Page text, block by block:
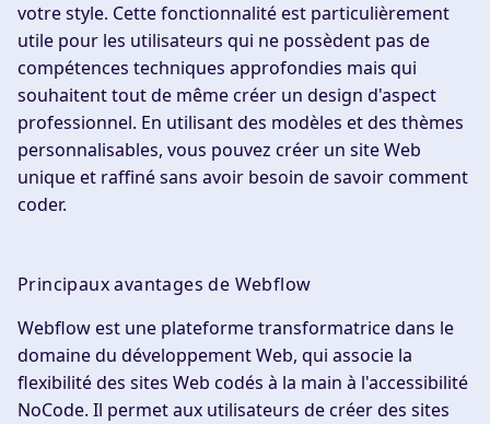
votre style. Cette fonctionnalité est particulièrement
utile pour les utilisateurs qui ne possèdent pas de
compétences techniques approfondies mais qui
souhaitent tout de même créer un design d'aspect
professionnel. En utilisant des modèles et des thèmes
personnalisables, vous pouvez créer un site Web
unique et raffiné sans avoir besoin de savoir comment
coder.
Principaux avantages de Webflow
Webflow est une plateforme transformatrice dans le
domaine du développement Web, qui associe la
flexibilité des sites Web codés à la main à l'accessibilité
NoCode. Il permet aux utilisateurs de créer des sites